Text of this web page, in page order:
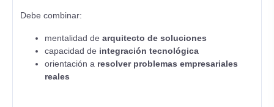
Debe combinar:
mentalidad de arquitecto de soluciones
capacidad de integración tecnológica
orientación a resolver problemas empresariales
reales